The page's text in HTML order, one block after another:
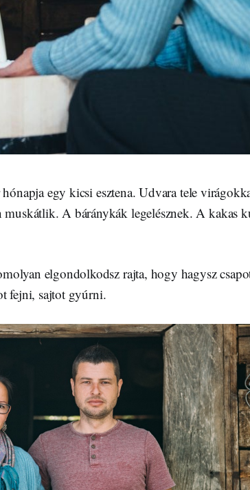
egy kicsi esztena. Udvara tele
A báránykák legelésznek. A kakas
elgondolkodsz rajta, hogy hagysz
fejni, sajtot gyúrni.